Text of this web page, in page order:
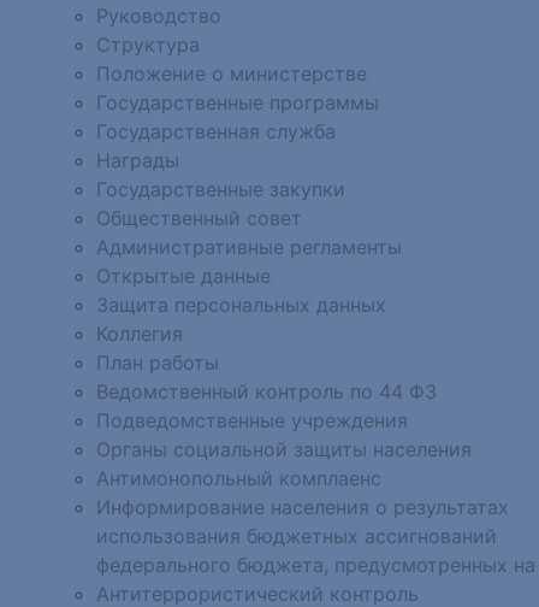
Руководство
Структура
Положение о министерстве
Государственные программы
Государственная служба
Награды
Государственные закупки
Общественный совет
Административные регламенты
Открытые данные
Защита персональных данных
Коллегия
План работы
Ведомственный контроль по 44 ФЗ
Подведомственные учреждения
Органы социальной защиты населения
Антимонопольный комплаенс
Информирование населения о результатах
использования бюджетных ассигнований
федерального бюджета, предусмотренных на
Антитеррористический контроль